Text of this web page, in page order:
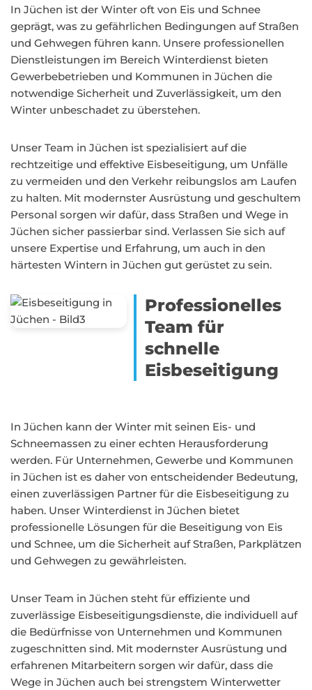
In Jüchen ist der Winter oft von Eis und Schnee
geprägt, was zu gefährlichen Bedingungen auf Straßen
und Gehwegen führen kann. Unsere professionellen
Dienstleistungen im Bereich Winterdienst bieten
Gewerbebetrieben und Kommunen in Jüchen die
notwendige Sicherheit und Zuverlässigkeit, um den
Winter unbeschadet zu überstehen.
Unser Team in Jüchen ist spezialisiert auf die
rechtzeitige und effektive Eisbeseitigung, um Unfälle
zu vermeiden und den Verkehr reibungslos am Laufen
zu halten. Mit modernster Ausrüstung und geschultem
Personal sorgen wir dafür, dass Straßen und Wege in
Jüchen sicher passierbar sind. Verlassen Sie sich auf
unsere Expertise und Erfahrung, um auch in den
härtesten Wintern in Jüchen gut gerüstet zu sein.
Professionelles
Team für
schnelle
Eisbeseitigung
In Jüchen kann der Winter mit seinen Eis- und
Schneemassen zu einer echten Herausforderung
werden. Für Unternehmen, Gewerbe und Kommunen
in Jüchen ist es daher von entscheidender Bedeutung,
einen zuverlässigen Partner für die Eisbeseitigung zu
haben. Unser Winterdienst in Jüchen bietet
professionelle Lösungen für die Beseitigung von Eis
und Schnee, um die Sicherheit auf Straßen, Parkplätzen
und Gehwegen zu gewährleisten.
Unser Team in Jüchen steht für effiziente und
zuverlässige Eisbeseitigungsdienste, die individuell auf
die Bedürfnisse von Unternehmen und Kommunen
zugeschnitten sind. Mit modernster Ausrüstung und
erfahrenen Mitarbeitern sorgen wir dafür, dass die
Wege in Jüchen auch bei strengstem Winterwetter